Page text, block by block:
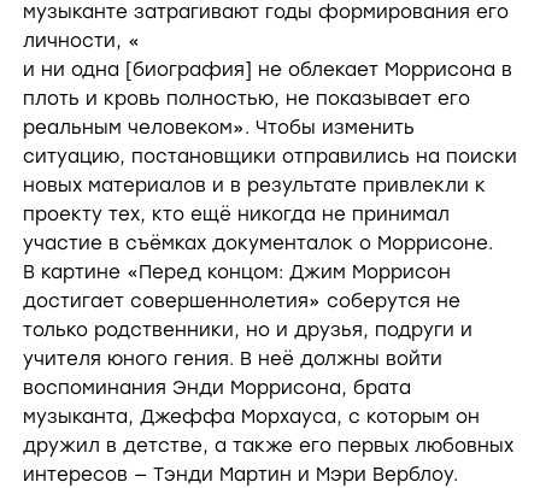
музыканте затрагивают годы формирования его
личности, «
и ни одна [биография] не облекает Моррисона в
плоть и кровь полностью, не показывает его
реальным человеком». Чтобы изменить
ситуацию, постановщики отправились на поиски
новых материалов и в результате привлекли к
проекту тех, кто ещё никогда не принимал
участие в съёмках документалок о Моррисоне.
В картине «Перед концом: Джим Моррисон
достигает совершеннолетия» соберутся не
только родственники, но и друзья, подруги и
учителя юного гения. В неё должны войти
воспоминания Энди Моррисона, брата
музыканта, Джеффа Морхауса, с которым он
дружил в детстве, а также его первых любовных
интересов — Тэнди Мартин и Мэри Верблоу.